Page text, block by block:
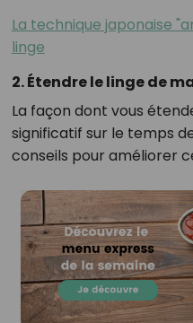
La technique japonaise
linge
2. Étendre le linge de
La façon dont vous
significatif sur le temps
conseils pour améliorer